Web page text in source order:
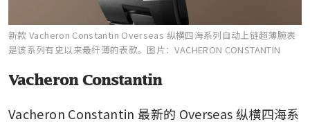
新款 Vacheron Constantin Overseas 纵横四海系列自动上链超薄腕表
是该系列有史以来最纤薄的表款。 图片：VACHERON CONSTANTIN
Vacheron Constantin
Vacheron Constantin 最新的 Overseas 纵横四海系